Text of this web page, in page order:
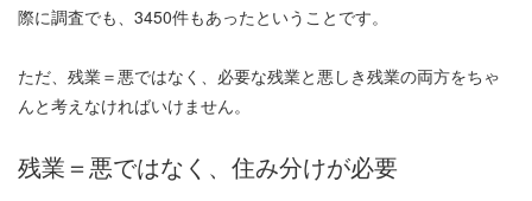
際に調査でも、3450件もあったということです。
ただ、残業＝悪ではなく、必要な残業と悪しき残業の両方をちゃ
んと考えなければいけません。
残業＝悪ではなく、住み分けが必要